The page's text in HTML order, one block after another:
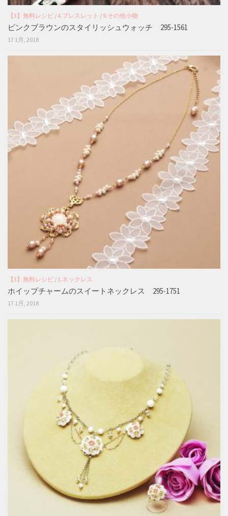
【3】無料レシピ /4.ブレスレット / 9.その他小物
ピンクブラウンのスタイリッシュウォッチ 295-1561
17 1月, 2018
【3】無料レシピ / 1.ネックレス
ホイップチャームのスイートネックレス 295-1751
17 1月, 2018